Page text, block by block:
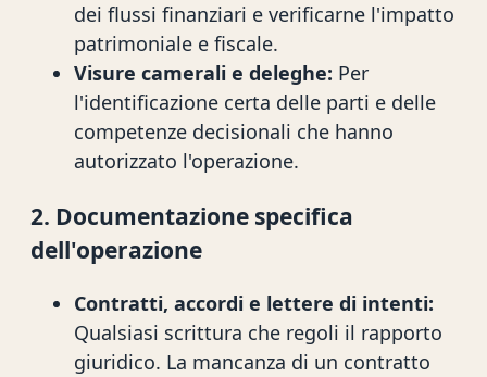
dei flussi finanziari e verificarne l'impatto
patrimoniale e fiscale.
Visure camerali e deleghe: Per
l'identificazione certa delle parti e delle
competenze decisionali che hanno
autorizzato l'operazione.
2. Documentazione specifica
dell'operazione
Contratti, accordi e lettere di intenti:
Qualsiasi scrittura che regoli il rapporto
giuridico. La mancanza di un contratto